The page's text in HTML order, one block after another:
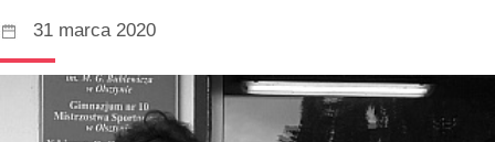
31 marca 2020